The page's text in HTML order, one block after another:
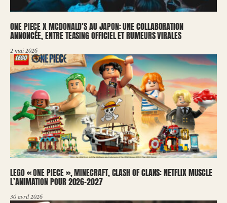
ONE PIECE X MCDONALD’S AU JAPON: UNE COLLABORATION
ANNONCÉE, ENTRE TEASING OFFICIEL ET RUMEURS VIRALES
2 mai 2026
LEGO « ONE PIECE », MINECRAFT, CLASH OF CLANS: NETFLIX MUSCLE
L’ANIMATION POUR 2026-2027
30 avril 2026